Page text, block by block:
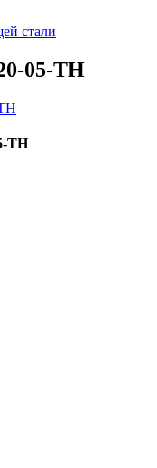
стали
05-TH
TH